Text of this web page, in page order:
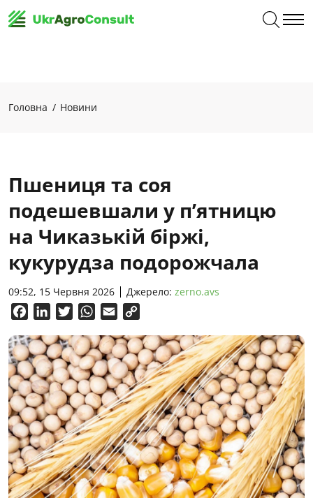
Головна Новини
Пшениця та соя
подешевшали у п’ятницю
на Чиказькій біржі,
кукурудза подорожчала
09:52, 15 Червня 2026 Джерело: zerno.avs
FacebookLinkedInTwitterWhatsApp
Email